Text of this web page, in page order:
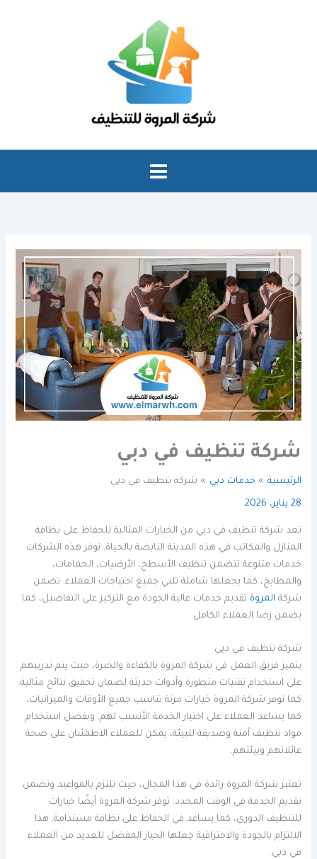
شركة تنظيف في دبي
الرئيسية خدمات دبي شركة تنظيف في دبي
28 يناير، 2026
تعد شركة تنظيف في دبي من الخيارات المثالية للحفاظ على نظافة
المنازل والمكاتب في هذه المدينة النابضة بالحياة. توفر هذه الشركات
خدمات متنوعة تتضمن تنظيف الأسطح، الأرضيات، الحمامات،
والمطابخ، كما يجعلها شاملة تلبي جميع احتياجات العملاء. تضمن
شركة المروة تقديم خدمات عالية الجودة مع التركيز على التفاصيل، كما
يضمن رضا العملاء الكامل.
شركة تنظيف في دبي
يتميز فريق العمل في شركة المروة بالكفاءة والخبرة، حيث يتم تدريبهم
على استخدام تقنيات متطورة وأدوات حديثة لضمان تحقيق نتائج مثالية.
كما توفر شركة المروة خيارات مرنة تناسب جميع الأوقات والميزانيات،
كما يساعد العملاء على اختيار الخدمة الأنسب لهم. وبفضل استخدام
مواد تنظيف آمنة وصديقة للبيئة، يمكن للعملاء الاطمئنان على صحة
عائلاتهم وبيئتهم.
تعتبر شركة المروة رائدة في هذا المجال، حيث تلتزم بالمواعيد وتضمن
تقديم الخدمة في الوقت المحدد. توفر شركة المروة أيضًا خيارات
للتنظيف الدوري، كما يساعد في الحفاظ على نظافة مستدامة. هذا
الالتزام بالجودة والاحترافية جعلها الخيار المفضل للعديد من العملاء
في دبي.